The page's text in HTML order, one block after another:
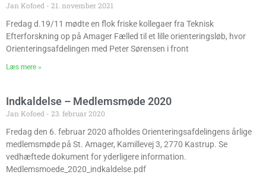
Jan Kofoed
21. november 2021
Fredag d.19/11 mødte en flok friske kollegaer fra Teknisk
Efterforskning op på Amager Fælled til et lille orienteringsløb, hvor
Orienteringsafdelingen med Peter Sørensen i front
Læs mere »
Indkaldelse – Medlemsmøde 2020
Jan Kofoed
23. februar 2020
Fredag den 6. februar 2020 afholdes Orienteringsafdelingens årlige
medlemsmøde på St. Amager, Kamillevej 3, 2770 Kastrup. Se
vedhæftede dokument for yderligere information.
Medlemsmoede_2020_indkaldelse.pdf